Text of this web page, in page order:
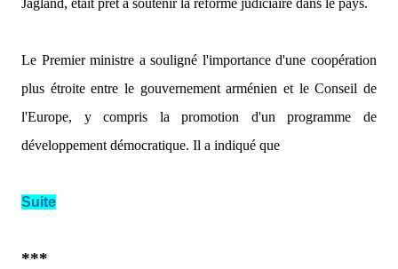
Jagland, était prêt à soutenir la réforme judiciaire dans le pays.
Le Premier ministre a souligné l'importance d'une coopération
plus étroite entre le gouvernement arménien et le Conseil de
l'Europe, y compris la promotion d'un programme de
développement démocratique. Il a indiqué que
Suite
***